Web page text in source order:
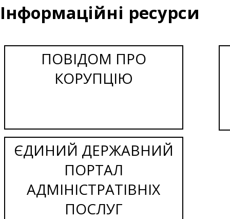
Інформаційні ресурси
ПОВІДОМ ПРО
КОРУПЦІЮ
ЄДИНИЙ ДЕРЖАВНИЙ
ПОРТАЛ
АДМІНІСТРАТІВНІХ
ПОСЛУГ